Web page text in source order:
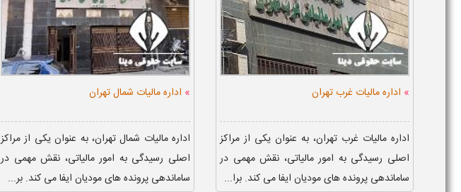
» اداره مالیات غرب تهران
اداره مالیات غرب تهران، به عنوان یکی از مراکز
اصلی رسیدگی به امور مالیاتی، نقش مهمی در
ساماندهی پرونده های مودیان ایفا می کند. برا...
» اداره مالیات شمال تهران
اداره مالیات شمال تهران، به عنوان یکی از مراکز
اصلی رسیدگی به امور مالیاتی، نقش مهمی در
ساماندهی پرونده های مودیان ایفا می کند. بر...